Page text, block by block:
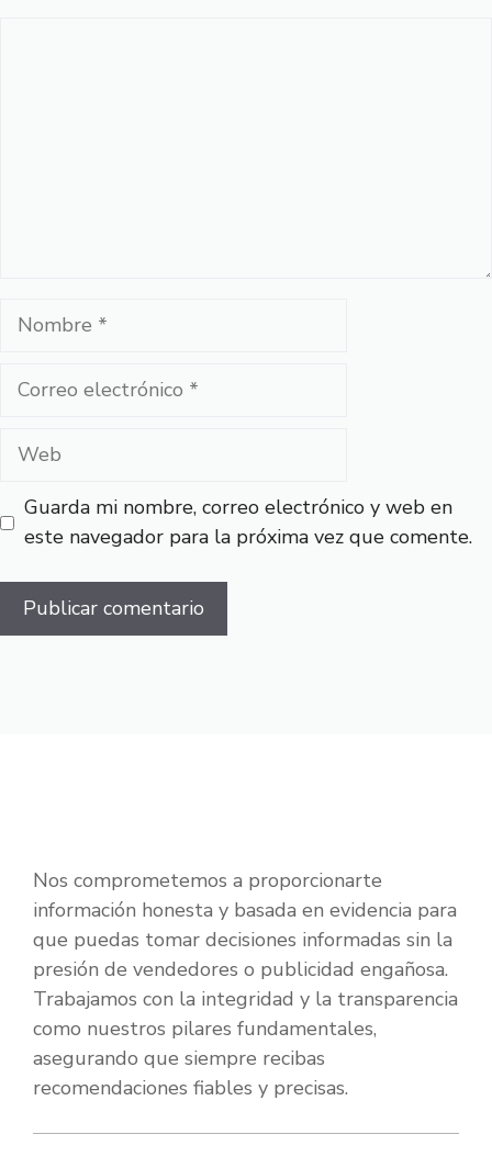
Nombre
Correo
Web
Guarda mi nombre, correo electrónico y web en
este navegador para la próxima vez que comente.
Nos comprometemos a proporcionarte
información honesta y basada en evidencia para
que puedas tomar decisiones informadas sin la
presión de vendedores o publicidad engañosa.
Trabajamos con la integridad y la transparencia
como nuestros pilares fundamentales,
asegurando que siempre recibas
recomendaciones fiables y precisas.